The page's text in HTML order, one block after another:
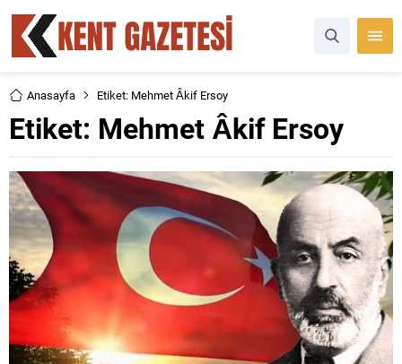
Anasayfa Etiket: Mehmet Âkif Ersoy
Etiket: Mehmet Âkif Ersoy